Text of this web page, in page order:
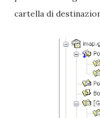
cartella di